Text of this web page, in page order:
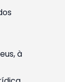
à